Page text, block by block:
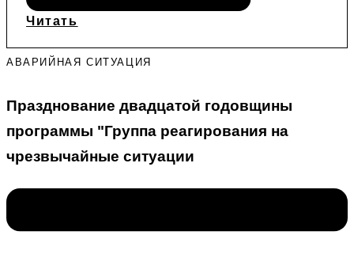
Читать
АВАРИЙНАЯ СИТУАЦИЯ
Празднование двадцатой годовщины
программы "Группа реагирования на
чрезвычайные ситуации